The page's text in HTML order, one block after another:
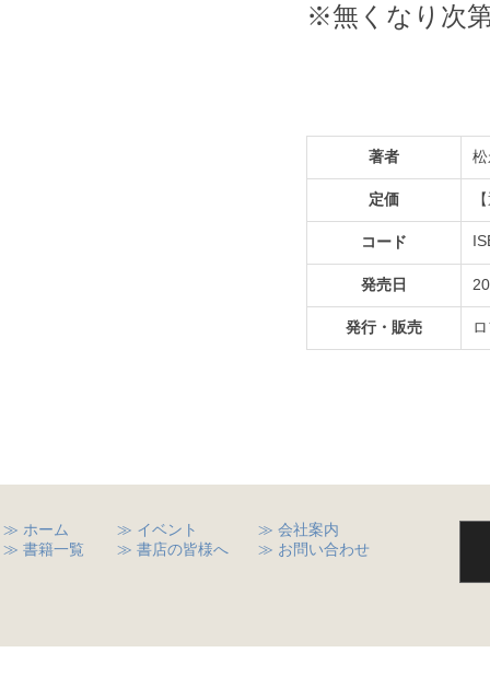
※無くなり次
著者
定価
コード
発売日
発行・販売
≫ ホーム
≫ 書籍一覧
≫ イベント
≫ 書店の皆様へ
≫ 会社案内
≫ お問い合わせ